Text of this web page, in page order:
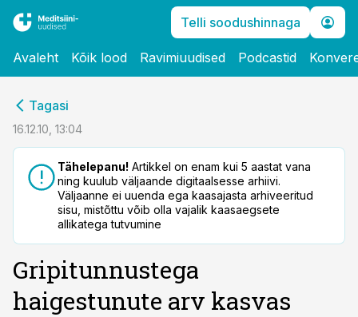
Telli soodushinnaga
Avaleht Kõik lood Ravimiuudised Podcastid
Tagasi
16.12.10, 13:04
Tähelepanu! Artikkel on enam kui 5 aastat vana
ning kuulub väljaande digitaalsesse arhiivi.
Väljaanne ei uuenda ega kaasajasta arhiveeritud
sisu, mistõttu võib olla vajalik kaasaegsete
allikatega tutvumine
Gripitunnustega
haigestunute arv kasvas